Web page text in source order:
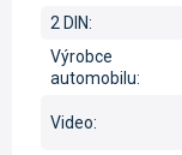
2 DIN:
Výrobce
automobilu:
Video: